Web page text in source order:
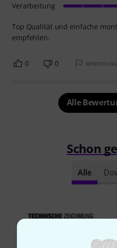
Top Qualität und einfache
empfehlen.
Verarbeitung
0 0
Alle
Schon
Alle